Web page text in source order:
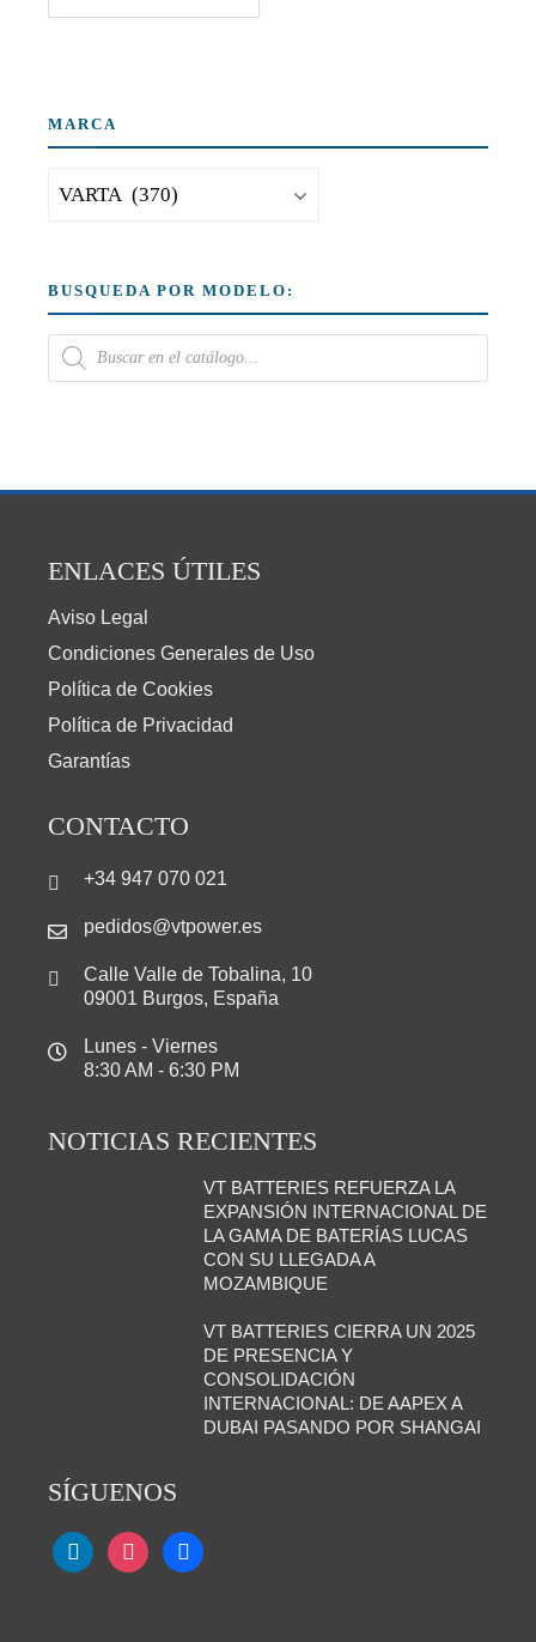
MARCA
BUSQUEDA POR MODELO:
ENLACES ÚTILES
Aviso Legal
Condiciones Generales de Uso
Política de Cookies
Política de Privacidad
Garantías
CONTACTO
+34 947 070 021
pedidos@vtpower.es
Calle Valle de Tobalina, 10
09001 Burgos, España
Lunes - Viernes
8:30 AM - 6:30 PM
NOTICIAS RECIENTES
VT BATTERIES REFUERZA LA
EXPANSIÓN INTERNACIONAL DE
LA GAMA DE BATERÍAS LUCAS
CON SU LLEGADA A
MOZAMBIQUE
VT BATTERIES CIERRA UN 2025
DE PRESENCIA Y
CONSOLIDACIÓN
INTERNACIONAL: DE AAPEX A
DUBAI PASANDO POR SHANGAI
SÍGUENOS